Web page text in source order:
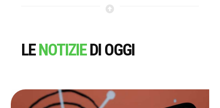
LENOTIZIEDI OGGI